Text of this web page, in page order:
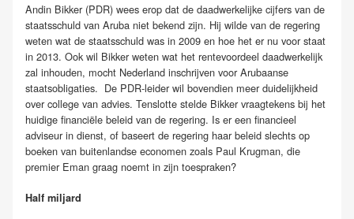
Andin Bikker (PDR) wees erop dat de daadwerkelijke cijfers van de
staatsschuld van Aruba niet bekend zijn. Hij wilde van de regering
weten wat de staatsschuld was in 2009 en hoe het er nu voor staat
in 2013. Ook wil Bikker weten wat het rentevoordeel daadwerkelijk
zal inhouden, mocht Nederland inschrijven voor Arubaanse
staatsobligaties. De PDR-leider wil bovendien meer duidelijkheid
over college van advies. Tenslotte stelde Bikker vraagtekens bij het
huidige financiële beleid van de regering. Is er een financieel
adviseur in dienst, of baseert de regering haar beleid slechts op
boeken van buitenlandse economen zoals Paul Krugman, die
premier Eman graag noemt in zijn toespraken?
Half miljard